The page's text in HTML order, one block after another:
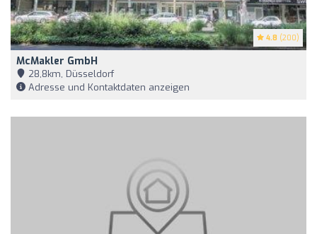
4.8 (200)
McMakler GmbH
28,8km, Düsseldorf
Adresse und Kontaktdaten anzeigen